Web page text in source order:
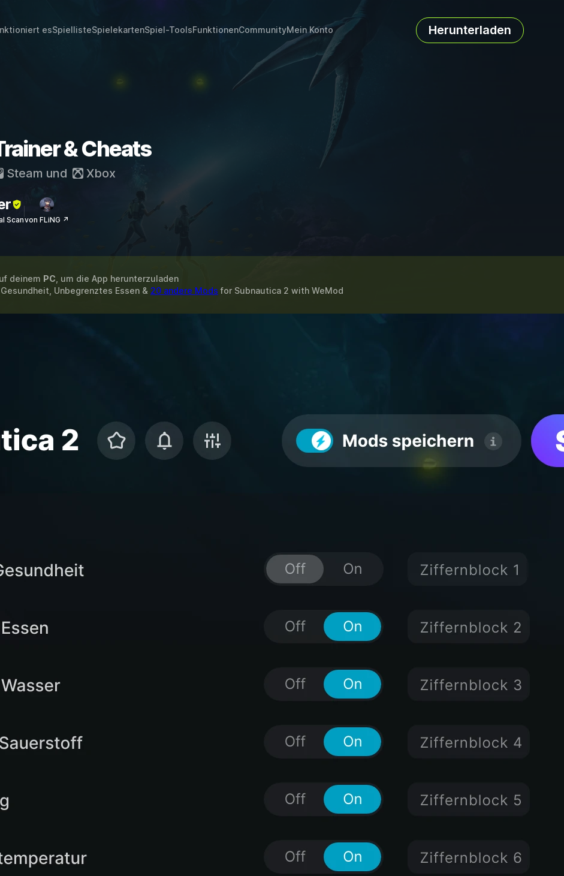
esSpiellisteSpielekartenSpiel-ToolsFunktionenCommunityMein Konto Herunterladen
& Cheats
Steam und Xbox
Scanvon FLiNG ↗
deinem PC , um die App herunterzuladen
Unbegrenztes Essen & 20 andere Mods for Subnautica 2 with WeMod